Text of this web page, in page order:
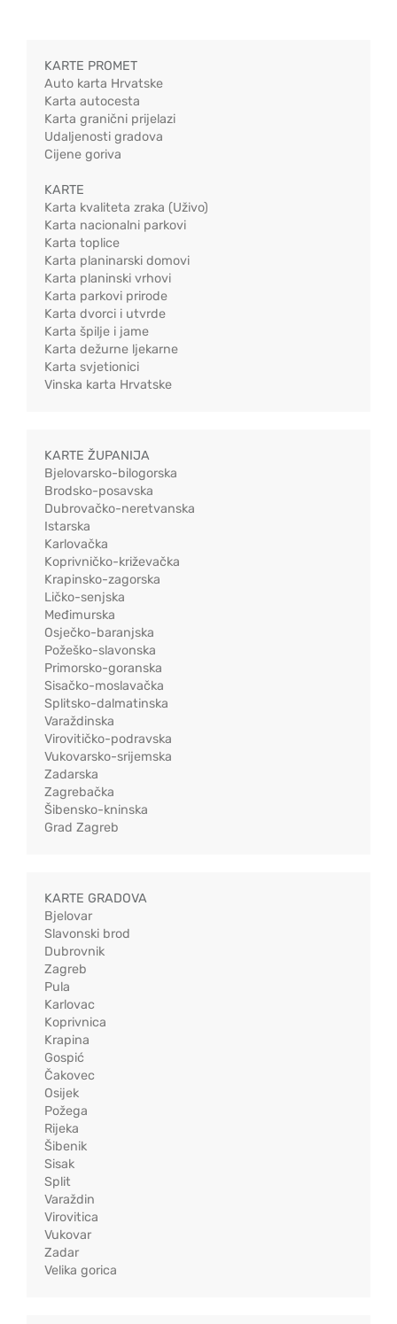
KARTE PROMET
Auto karta Hrvatske
Karta autocesta
Karta granični prijelazi
Udaljenosti gradova
Cijene goriva
KARTE
Karta kvaliteta zraka (Uživo)
Karta nacionalni parkovi
Karta toplice
Karta planinarski domovi
Karta planinski vrhovi
Karta parkovi prirode
Karta dvorci i utvrde
Karta špilje i jame
Karta dežurne ljekarne
Karta svjetionici
Vinska karta Hrvatske
KARTE ŽUPANIJA
Bjelovarsko-bilogorska
Brodsko-posavska
Dubrovačko-neretvanska
Istarska
Karlovačka
Koprivničko-križevačka
Krapinsko-zagorska
Ličko-senjska
Međimurska
Osječko-baranjska
Požeško-slavonska
Primorsko-goranska
Sisačko-moslavačka
Splitsko-dalmatinska
Varaždinska
Virovitičko-podravska
Vukovarsko-srijemska
Zadarska
Zagrebačka
Šibensko-kninska
Grad Zagreb
KARTE GRADOVA
Bjelovar
Slavonski brod
Dubrovnik
Zagreb
Pula
Karlovac
Koprivnica
Krapina
Gospić
Čakovec
Osijek
Požega
Rijeka
Šibenik
Sisak
Split
Varaždin
Virovitica
Vukovar
Zadar
Velika gorica